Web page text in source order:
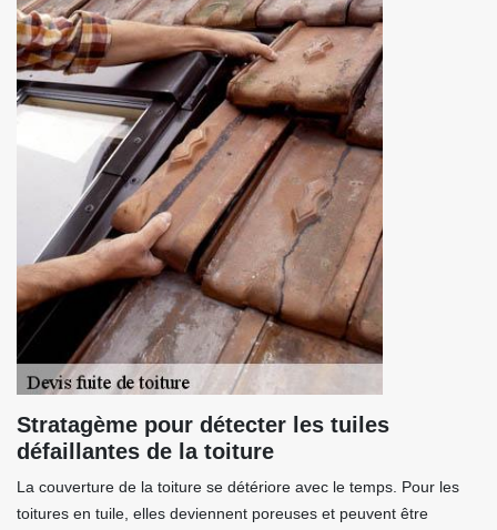
Stratagème pour détecter les tuiles
défaillantes de la toiture
La couverture de la toiture se détériore avec le temps. Pour les
toitures en tuile, elles deviennent poreuses et peuvent être